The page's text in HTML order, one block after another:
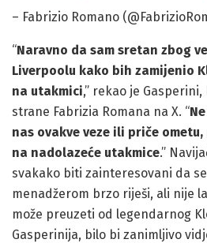
– Fabrizio Romano
“Naravno da sam sretan zbog
Liverpoolu kako bih zamijenio
na utakmici,” rekao je
strane Fabrizia Romana na X. “
nas ovakve veze ili priče
na nadolazeće utakmice.”
svakako biti zainteresovani da
menadžerom brzo riješi, ali nije
može preuzeti od legendarnog
Gasperinija, bilo bi zanimljivo